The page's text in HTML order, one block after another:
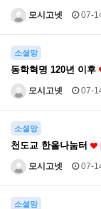
모시고넷 07-
소셜망
동학혁명 120년 이후
모시고넷 07-
소셜망
천도교 한울나눔터
모시고넷 07-
소셜망